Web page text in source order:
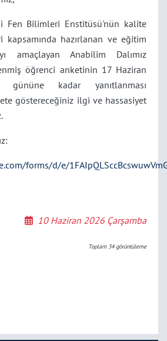
Fen Bilimleri Enstitüsü'nün kalite
kapsamında hazırlanan ve eğitim
amaçlayan Anabilim Dalımız
öğrenci anketinin 17 Haziran
gününe kadar yanıtlanması
göstereceğiniz ilgi ve hassasiyet
forms/d/e/
10 Haziran 2026 Çarşamba
Toplam 34görüntüleme